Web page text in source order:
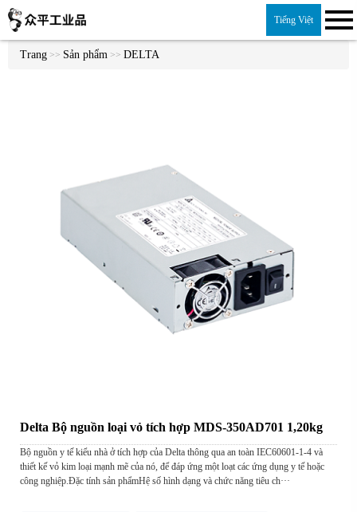
Tiếng Việt
Trang >> Sản phẩm >> DELTA
Delta Bộ nguồn loại vỏ tích hợp MDS-350AD701 1,20kg
Bộ nguồn y tế kiểu nhà ở tích hợp của Delta thông qua an toàn IEC60601-1-4 và
thiết kế vỏ kim loại mạnh mẽ của nó, để đáp ứng một loạt các ứng dụng y tế hoặc
công nghiệp.Đặc tính sản phẩmHệ số hình dạng và chức năng tiêu ch···